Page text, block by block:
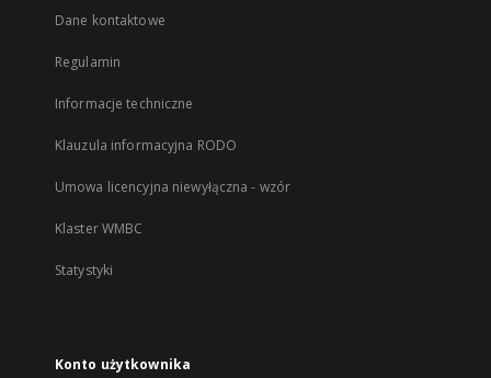
Dane kontaktowe
Regulamin
Informacje techniczne
Klauzula informacyjna RODO
Umowa licencyjna niewyłączna - wzór
Klaster WMBC
Statystyki
Konto użytkownika